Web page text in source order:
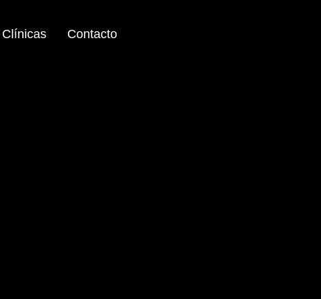
Clínicas Contacto